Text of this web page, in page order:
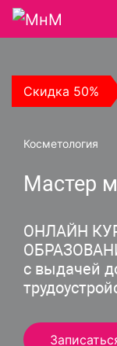
Скидка 50%
Косметология
Мастер
ОНЛАЙН
с выдачей